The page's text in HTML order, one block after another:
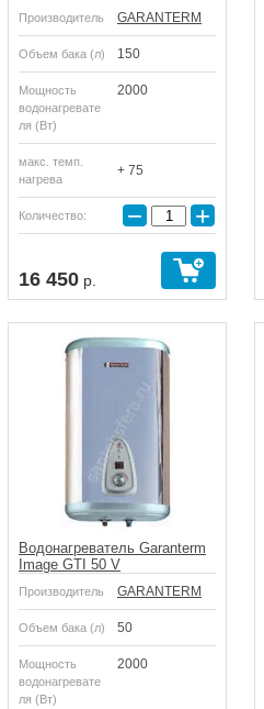
Производитель GARANTERM
Объем бака (л) 150
Мощность
водонагревате
ля (Вт)
2000
макс. темп.
нагрева
+ 75
Количество: − +
16 450 р.
Водонагреватель Garanterm
Image GTI 50 V
Производитель GARANTERM
Объем бака (л) 50
Мощность
водонагревате
ля (Вт)
2000